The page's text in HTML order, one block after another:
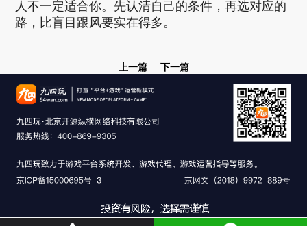
人不一定适合你。先认清自己的条件，再选对应的
路，比盲目跟风要实在得多。
上一篇 下一篇